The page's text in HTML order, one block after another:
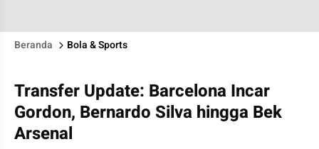
Beranda Bola & Sports
Transfer Update: Barcelona Incar
Gordon, Bernardo Silva hingga Bek
Arsenal